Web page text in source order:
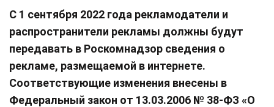
С 1 сентября 2022 года рекламодатели и
распространители рекламы должны будут
передавать в Роскомнадзор сведения о
рекламе, размещаемой в интернете.
Соответствующие изменения внесены в
Федеральный закон от 13.03.2006 № 38-ФЗ «О